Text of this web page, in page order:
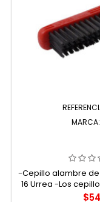
MARCA:
DE PINCELES
-Cepillo alambre
16 Urrea -Los
ofrecen 3 veces